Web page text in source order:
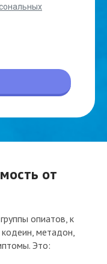
от
опиатов, к
метадон,
Это: